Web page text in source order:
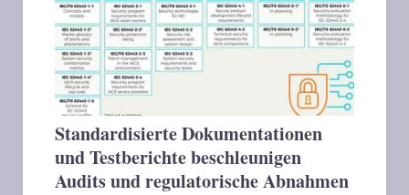
Standardisierte Dokumentationen
und Testberichte beschleunigen
Audits und regulatorische Abnahmen